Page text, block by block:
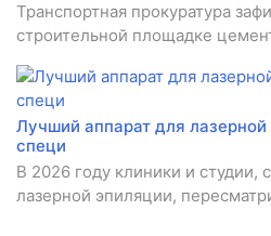
Транспортная прокуратура
строительной площадке
Лучший аппарат для
специ
В 2026 году клиники и
лазерной эпиляции,